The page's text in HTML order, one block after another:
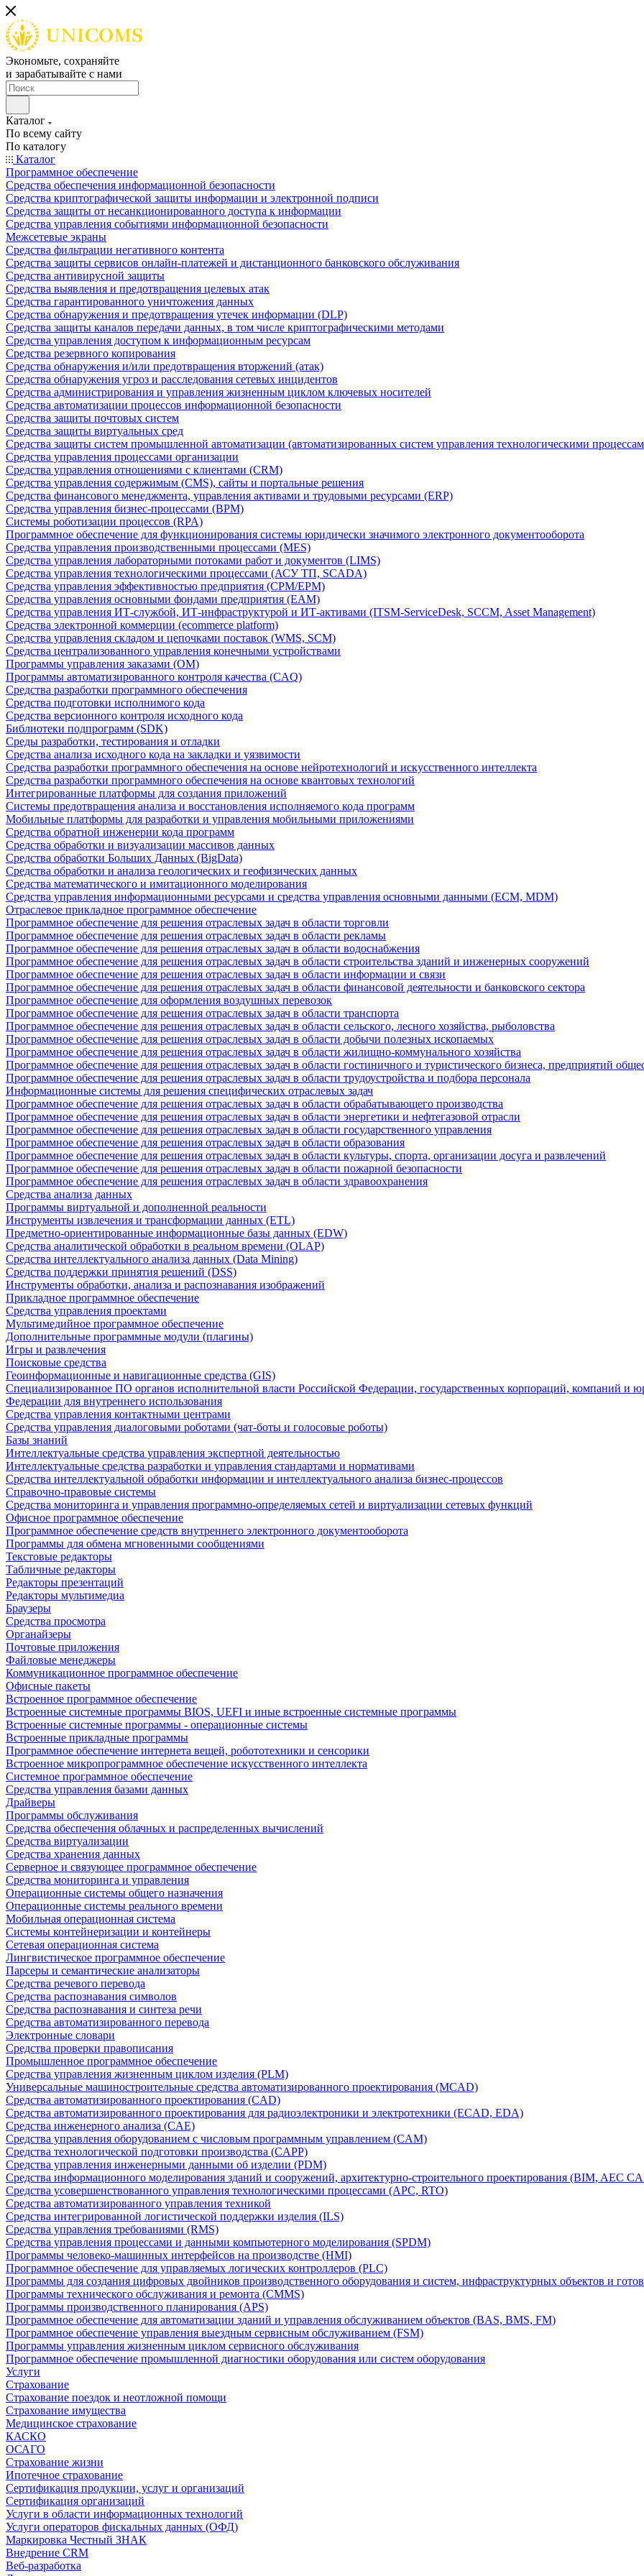
Экономьте, сохраняйте
и зарабатывайте с нами
Каталог
По всему сайту
По каталогу
Каталог
Программное обеспечение
Средства обеспечения информационной безопасности
Средства криптографической защиты информации и электронной подписи
Средства защиты от несанкционированного доступа к информации
Средства управления событиями информационной безопасности
Межсетевые экраны
Средства фильтрации негативного контента
Средства защиты сервисов онлайн-платежей и дистанционного банковского обслуживания
Средства антивирусной защиты
Средства выявления и предотвращения целевых атак
Средства гарантированного уничтожения данных
Средства обнаружения и предотвращения утечек информации (DLP)
Средства защиты каналов передачи данных, в том числе криптографическими методами
Средства управления доступом к информационным ресурсам
Средства резервного копирования
Средства обнаружения и/или предотвращения вторжений (атак)
Средства обнаружения угроз и расследования сетевых инцидентов
Средства администрирования и управления жизненным циклом ключевых носителей
Средства автоматизации процессов информационной безопасности
Средства защиты почтовых систем
Средства защиты виртуальных сред
Средства защиты систем промышленной автоматизации (автоматизированных систем управления технологическими
Средства управления процессами организации
Средства управления отношениями с клиентами (CRM)
Средства управления содержимым (CMS), сайты и портальные решения
Средства финансового менеджмента, управления активами и трудовыми ресурсами (ERP)
Средства управления бизнес-процессами (BPM)
Системы роботизации процессов (RPA)
Программное обеспечение для функционирования системы юридически значимого электронного документооборота
Средства управления производственными процессами (MES)
Средства управления лабораторными потоками работ и документов (LIMS)
Средства управления технологическими процессами (АСУ ТП, SCADA)
Средства управления эффективностью предприятия (CPM/EPM)
Средства управления основными фондами предприятия (EAM)
Средства управления ИТ-службой, ИТ-инфраструктурой и ИТ-активами (ITSM-ServiceDesk, SCCM, Asset Management)
Средства электронной коммерции (ecommerce platform)
Средства управления складом и цепочками поставок (WMS, SCM)
Средства централизованного управления конечными устройствами
Программы управления заказами (OM)
Программы автоматизированного контроля качества (CAQ)
Средства разработки программного обеспечения
Средства подготовки исполнимого кода
Средства версионного контроля исходного кода
Библиотеки подпрограмм (SDK)
Среды разработки, тестирования и отладки
Средства анализа исходного кода на закладки и уязвимости
Средства разработки программного обеспечения на основе нейротехнологий и искусственного интеллекта
Средства разработки программного обеспечения на основе квантовых технологий
Интегрированные платформы для создания приложений
Системы предотвращения анализа и восстановления исполняемого кода программ
Мобильные платформы для разработки и управления мобильными приложениями
Средства обратной инженерии кода программ
Средства обработки и визуализации массивов данных
Средства обработки Больших Данных (BigData)
Средства обработки и анализа геологических и геофизических данных
Средства математического и имитационного моделирования
Средства управления информационными ресурсами и средства управления основными данными (ECM, MDM)
Отраслевое прикладное программное обеспечение
Программное обеспечение для решения отраслевых задач в области торговли
Программное обеспечение для решения отраслевых задач в области рекламы
Программное обеспечение для решения отраслевых задач в области водоснабжения
Программное обеспечение для решения отраслевых задач в области строительства зданий и инженерных сооружений
Программное обеспечение для решения отраслевых задач в области информации и связи
Программное обеспечение для решения отраслевых задач в области финансовой деятельности и банковского сектора
Программное обеспечение для оформления воздушных перевозок
Программное обеспечение для решения отраслевых задач в области транспорта
Программное обеспечение для решения отраслевых задач в области сельского, лесного хозяйства, рыболовства
Программное обеспечение для решения отраслевых задач в области добычи полезных ископаемых
Программное обеспечение для решения отраслевых задач в области жилищно-коммунального хозяйства
Программное обеспечение для решения отраслевых задач в области гостиничного и туристического бизнеса, предприятий
Программное обеспечение для решения отраслевых задач в области трудоустройства и подбора персонала
Информационные системы для решения специфических отраслевых задач
Программное обеспечение для решения отраслевых задач в области обрабатывающего производства
Программное обеспечение для решения отраслевых задач в области энергетики и нефтегазовой отрасли
Программное обеспечение для решения отраслевых задач в области государственного управления
Программное обеспечение для решения отраслевых задач в области образования
Программное обеспечение для решения отраслевых задач в области культуры, спорта, организации досуга и развлечений
Программное обеспечение для решения отраслевых задач в области пожарной безопасности
Программное обеспечение для решения отраслевых задач в области здравоохранения
Средства анализа данных
Программы виртуальной и дополненной реальности
Инструменты извлечения и трансформации данных (ETL)
Предметно-ориентированные информационные базы данных (EDW)
Средства аналитической обработки в реальном времени (OLAP)
Средства интеллектуального анализа данных (Data Mining)
Средства поддержки принятия решений (DSS)
Инструменты обработки, анализа и распознавания изображений
Прикладное программное обеспечение
Средства управления проектами
Мультимедийное программное обеспечение
Дополнительные программные модули (плагины)
Игры и развлечения
Поисковые средства
Геоинформационные и навигационные средства (GIS)
Специализированное ПО органов исполнительной власти Российской Федерации, государственных корпораций, компаний и
Федерации для внутреннего использования
Средства управления контактными центрами
Средства управления диалоговыми роботами (чат-боты и голосовые роботы)
Базы знаний
Интеллектуальные средства управления экспертной деятельностью
Интеллектуальные средства разработки и управления стандартами и нормативами
Средства интеллектуальной обработки информации и интеллектуального анализа бизнес-процессов
Справочно-правовые системы
Средства мониторинга и управления программно-определяемых сетей и виртуализации сетевых функций
Офисное программное обеспечение
Программное обеспечение средств внутреннего электронного документооборота
Программы для обмена мгновенными сообщениями
Текстовые редакторы
Табличные редакторы
Редакторы презентаций
Редакторы мультимедиа
Браузеры
Средства просмотра
Органайзеры
Почтовые приложения
Файловые менеджеры
Коммуникационное программное обеспечение
Офисные пакеты
Встроенное программное обеспечение
Встроенные системные программы BIOS, UEFI и иные встроенные системные программы
Встроенные системные программы - операционные системы
Встроенные прикладные программы
Программное обеспечение интернета вещей, робототехники и сенсорики
Встроенное микропрограммное обеспечение искусственного интеллекта
Системное программное обеспечение
Средства управления базами данных
Драйверы
Программы обслуживания
Средства обеспечения облачных и распределенных вычислений
Средства виртуализации
Средства хранения данных
Серверное и связующее программное обеспечение
Средства мониторинга и управления
Операционные системы общего назначения
Операционные системы реального времени
Мобильная операционная система
Системы контейнеризации и контейнеры
Сетевая операционная система
Лингвистическое программное обеспечение
Парсеры и семантические анализаторы
Средства речевого перевода
Средства распознавания символов
Средства распознавания и синтеза речи
Средства автоматизированного перевода
Электронные словари
Средства проверки правописания
Промышленное программное обеспечение
Средства управления жизненным циклом изделия (PLM)
Универсальные машиностроительные средства автоматизированного проектирования (MCAD)
Средства автоматизированного проектирования (CAD)
Средства автоматизированного проектирования для радиоэлектроники и электротехники (ECAD, EDA)
Средства инженерного анализа (CAE)
Средства управления оборудованием с числовым программным управлением (CAM)
Средства технологической подготовки производства (CAPP)
Средства управления инженерными данными об изделии (PDM)
Средства информационного моделирования зданий и сооружений, архитектурно-строительного проектирования (BIM, AEC
Средства усовершенствованного управления технологическими процессами (APC, RTO)
Средства автоматизированного управления техникой
Средства интегрированной логистической поддержки изделия (ILS)
Средства управления требованиями (RMS)
Средства управления процессами и данными компьютерного моделирования (SPDM)
Программы человеко-машинных интерфейсов на производстве (HMI)
Программное обеспечение для управляемых логических контроллеров (PLC)
Программы для создания цифровых двойников производственного оборудования и систем, инфраструктурных объектов и
Программы технического обслуживания и ремонта (CMMS)
Программы производственного планирования (APS)
Программное обеспечение для автоматизации зданий и управления обслуживанием объектов (BAS, BMS, FM)
Программное обеспечение управления выездным сервисным обслуживанием (FSM)
Программы управления жизненным циклом сервисного обслуживания
Программное обеспечение промышленной диагностики оборудования или систем оборудования
Услуги
Страхование
Страхование поездок и неотложной помощи
Страхование имущества
Медицинское страхование
КАСКО
ОСАГО
Страхование жизни
Ипотечное страхование
Сертификация продукции, услуг и организаций
Сертификация организаций
Услуги в области информационных технологий
Услуги операторов фискальных данных (ОФД)
Маркировка Честный ЗНАК
Внедрение CRM
Веб-разработка